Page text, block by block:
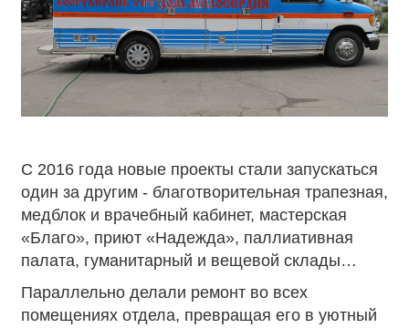
С 2016 года новые проекты стали запускаться
один за другим - благотворительная трапезная,
медблок и врачебный кабинет, мастерская
«Благо», приют «Надежда», паллиативная
палата, гуманитарный и вещевой склады…
Параллельно делали ремонт во всех
помещениях отдела, превращая его в уютный